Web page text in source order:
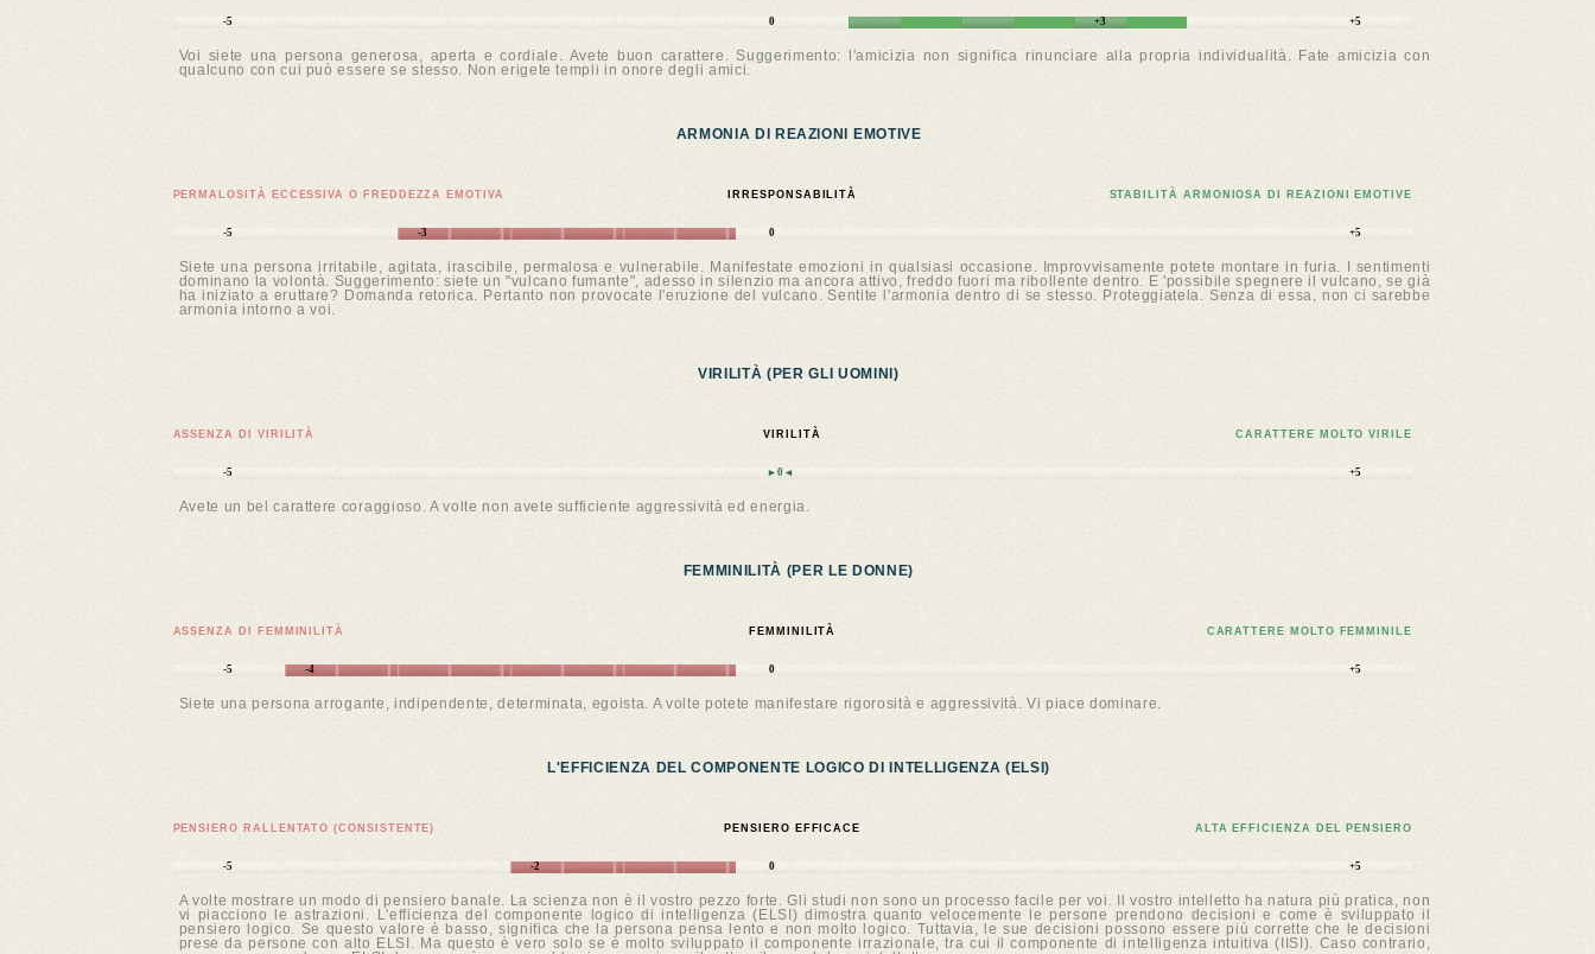
-5 0 +3 +5
Voi siete una persona generosa, aperta e cordiale. Avete buon carattere. Suggerimento: l'amicizia non significa rinunciare alla propria individualità. Fate amicizia con
qualcuno con cui può essere se stesso. Non erigete templi in onore degli amici.
ARMONIA DI REAZIONI EMOTIVE
PERMALOSITÀ ECCESSIVA O FREDDEZZA EMOTIVA IRRESPONSABILITÀ STABILITÀ ARMONIOSA DI REAZIONI EMOTIVE
-5 -3 0 +5
Siete una persona irritabile, agitata, irascibile, permalosa e vulnerabile. Manifestate emozioni in qualsiasi occasione. Improvvisamente potete montare in furia. I sentimenti
dominano la volontà. Suggerimento: siete un "vulcano fumante", adesso in silenzio ma ancora attivo, freddo fuori ma ribollente dentro. E 'possibile spegnere il vulcano, se già
ha iniziato a eruttare? Domanda retorica. Pertanto non provocate l'eruzione del vulcano. Sentite l'armonia dentro di se stesso. Proteggiatela. Senza di essa, non ci sarebbe
armonia intorno a voi.
VIRILITÀ (PER GLI UOMINI)
ASSENZA DI VIRILITÀ VIRILITÀ CARATTERE MOLTO VIRILE
-5 ►0◄ +5
Avete un bel carattere coraggioso. A volte non avete sufficiente aggressività ed energia.
FEMMINILITÀ (PER LE DONNE)
ASSENZA DI FEMMINILITÀ FEMMINILITÀ CARATTERE MOLTO FEMMINILE
-5 -4 0 +5
Siete una persona arrogante, indipendente, determinata, egoista. A volte potete manifestare rigorosità e aggressività. Vi piace dominare.
L'EFFICIENZA DEL COMPONENTE LOGICO DI INTELLIGENZA (ELSI)
PENSIERO RALLENTATO (CONSISTENTE) PENSIERO EFFICACE ALTA EFFICIENZA DEL PENSIERO
-5 -2 0 +5
A volte mostrare un modo di pensiero banale. La scienza non è il vostro pezzo forte. Gli studi non sono un processo facile per voi. Il vostro intelletto ha natura più pratica, non
vi piacciono le astrazioni. L'efficienza del componente logico di intelligenza (ELSI) dimostra quanto velocemente le persone prendono decisioni e come è sviluppato il
pensiero logico. Se questo valore è basso, significa che la persona pensa lento e non molto logico. Tuttavia, le sue decisioni possono essere più corrette che le decisioni
prese da persone con alto ELSI. Ma questo è vero solo se è molto sviluppato il componente irrazionale, tra cui il componente di intelligenza intuitiva (IISI). Caso contrario,